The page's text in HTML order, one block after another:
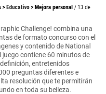
> Educativo > Mejora personal / 13 de
Challenge! combina una
de formato concurso con el
y contenido de National
juego contiene 60 minutos de
entretenidos
preguntas diferentes e
resolución que te permitirán
en toda su belleza.